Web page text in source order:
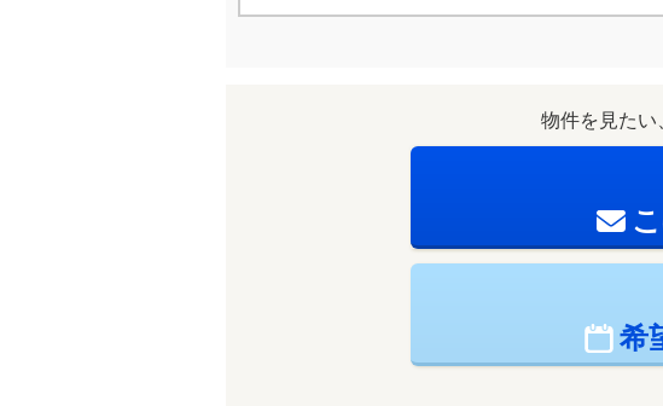
物件を見たい
希